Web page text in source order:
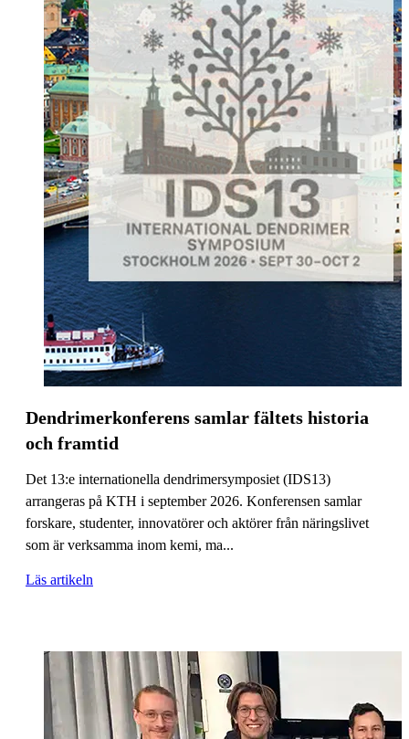
Dendrimerkonferens samlar fältets historia
och framtid
Det 13:e internationella dendrimersymposiet (IDS13)
arrangeras på KTH i september 2026. Konferensen samlar
forskare, studenter, innovatörer och aktörer från näringslivet
som är verksamma inom kemi, ma...
Läs artikeln